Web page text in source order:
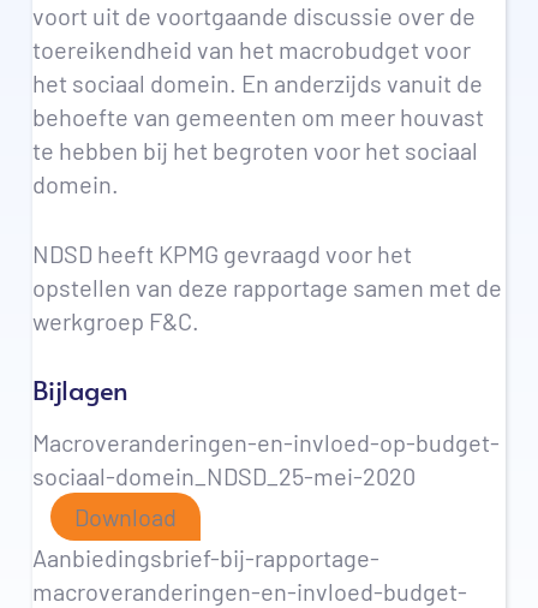
voort uit de voortgaande discussie over de
toereikendheid van het macrobudget voor
het sociaal domein. En anderzijds vanuit de
behoefte van gemeenten om meer houvast
te hebben bij het begroten voor het sociaal
domein.
NDSD heeft KPMG gevraagd voor het
opstellen van deze rapportage samen met de
werkgroep F&C.
Bijlagen
Macroveranderingen-en-invloed-op-budget-
sociaal-domein_NDSD_25-mei-2020
Download
Aanbiedingsbrief-bij-rapportage-
macroveranderingen-en-invloed-budget-